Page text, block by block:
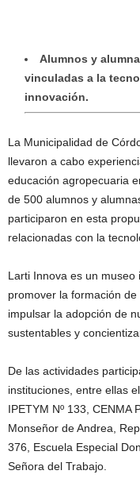
Alumnos y
vinculadas a la
innovación.
La Municipalidad de
llevaron a cabo
educación agropecuaria
de 500 alumnos y
participaron en esta
relacionadas con la
Larti Innova es un
promover la formación
impulsar la adopción de
sustentables y
De las actividades
instituciones, entre ellas
IPETYM Nº 133, CENMA
Monseñor de Andrea,
376, Escuela Especial
Señora del Trabajo.